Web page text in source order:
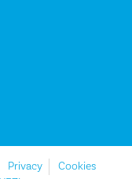
Privacy
Cookies